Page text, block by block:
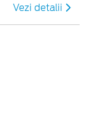
Vezi detalii